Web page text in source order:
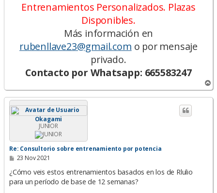
Entrenamientos Personalizados. Plazas
Disponibles.
Más información en
rubenllave23@gmail.com o por mensaje
privado.
Contacto por Whatsapp: 665583247
r
r
Okagami
JUNIOR
Re: Consultorio sobre entrenamiento por potencia
M
n
a
23 Nov 2021
¿Cómo veis estos entrenamientos basados en los de Rlulio
para un período de base de 12 semanas?